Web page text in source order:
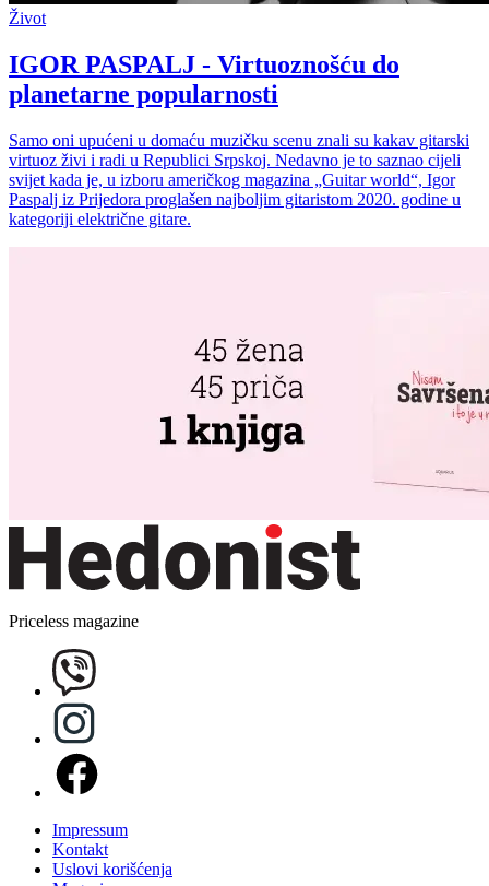
Život
IGOR PASPALJ - Virtuoznošću do
planetarne popularnosti
Samo oni upućeni u domaću muzičku scenu znali su kakav gitarski
virtuoz živi i radi u Republici Srpskoj. Nedavno je to saznao cijeli
svijet kada je, u izboru američkog magazina „Guitar world“, Igor
Paspalj iz Prijedora proglašen najboljim gitaristom 2020. godine u
kategoriji električne gitare.
Priceless magazine
Impressum
Kontakt
Uslovi korišćenja